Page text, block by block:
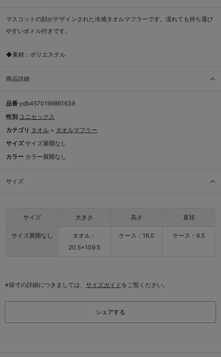
マスコットの顔がデザインされた冷感タオルマフラーです。濡れても持ち運び
やすいボトル付きです。
◆素材：ポリエステル
商品詳細
品番 ydb4570199861639
性別 ユニセックス
カテゴリ タオル > タオルマフラー
サイズ サイズ展開なし
カラー カラー展開なし
サイズ
サイズ 大きさ 高さ 直径
サイズ展開なし
タオル：
20.5×109.5
ケース：16.0 ケース：6.5
※採寸の詳細につきましては、 サイズガイドをご覧ください。
シェアする